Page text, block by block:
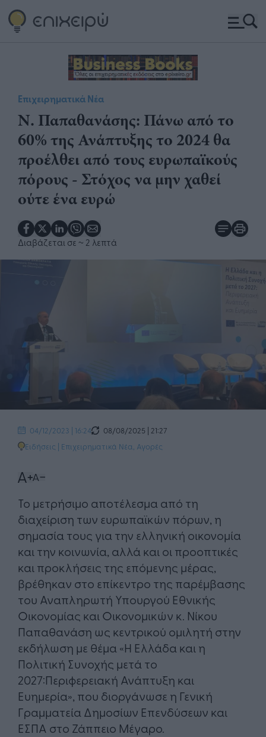
Επιχειρηματικά Νέα
Ν. Παπαθανάσης: Πάνω από το
60% της Ανάπτυξης το 2024 θα
προέλθει από τους ευρωπαϊκούς
πόρους - Στόχος να μην χαθεί
ούτε ένα ευρώ
Διαβάζεται σε ~ 2 λεπτά
04/12/2023 | 16:24
08/08/2025 | 21:27
Ειδήσεις | Επιχειρηματικά Νέα Αγορές
Το μετρήσιμο αποτέλεσμα από τη
διαχείριση των ευρωπαϊκών πόρων, η
σημασία τους για την ελληνική οικονομία
και την κοινωνία, αλλά και οι προοπτικές
και προκλήσεις της επόμενης μέρας,
βρέθηκαν στο επίκεντρο της παρέμβασης
του Αναπληρωτή Υπουργού Εθνικής
Οικονομίας και Οικονομικών κ. Νίκου
Παπαθανάση ως κεντρικού ομιλητή στην
εκδήλωση με θέμα «Η Ελλάδα και η
Πολιτική Συνοχής μετά το
2027:Περιφερειακή Ανάπτυξη και
Ευημερία», που διοργάνωσε η Γενική
Γραμματεία Δημοσίων Επενδύσεων και
ΕΣΠΑ στο Ζάππειο Μέγαρο.